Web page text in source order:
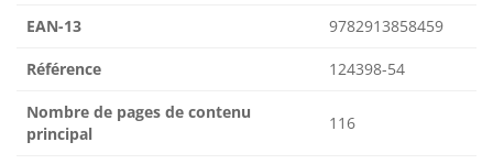
EAN-13 9782913858459
Référence 124398-54
Nombre de pages de contenu
principal
116